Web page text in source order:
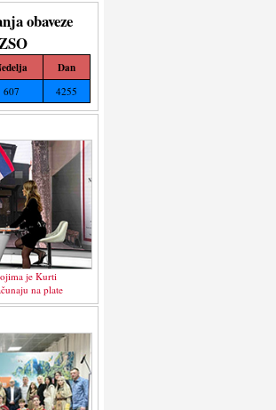
obaveze
Dan
607 4255
je Kurti
na plate